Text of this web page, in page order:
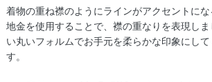
着物の重ね襟のようにラインがアクセントに
地金を使用することで、襟の重なりを表現し
い丸いフォルムでお手元を柔らかな印象にし
す。